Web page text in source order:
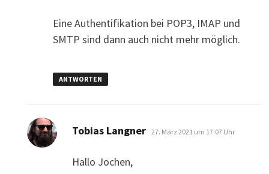
Eine Authentifikation bei POP3, IMAP und
SMTP sind dann auch nicht mehr möglich.
ANTWORTEN
Tobias Langner sagt:
27. März 2021 um 17:07 Uhr
Hallo Jochen,